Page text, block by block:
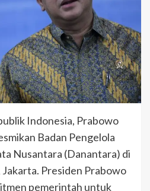
Indonesia, Prabowo
Badan Pengelola
Nusantara (Danantara) di
Presiden Prabowo
pemerintah untuk